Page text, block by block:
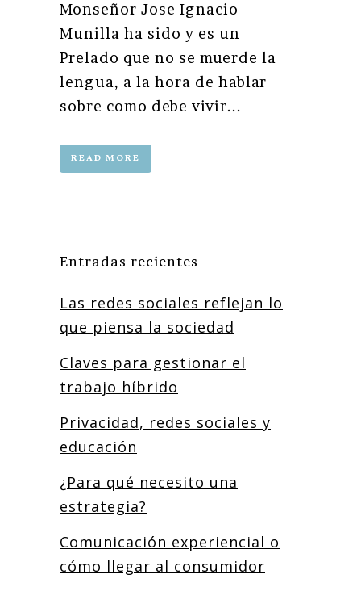
Monseñor Jose Ignacio
Munilla ha sido y es un
Prelado que no se muerde la
lengua, a la hora de hablar
sobre como debe vivir...
READ MORE
Entradas recientes
Las redes sociales reflejan lo
que piensa la sociedad
Claves para gestionar el
trabajo híbrido
Privacidad, redes sociales y
educación
¿Para qué necesito una
estrategia?
Comunicación experiencial o
cómo llegar al consumidor